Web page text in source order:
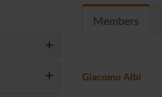
Members
Giacomo Albi